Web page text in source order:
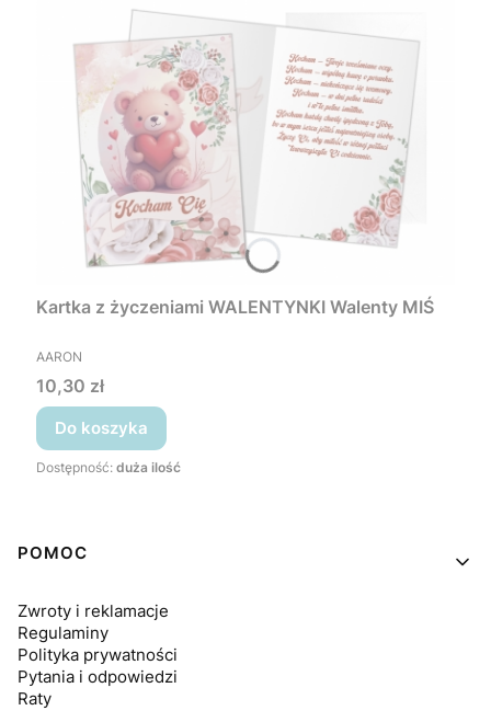
Kartka z życzeniami WALENTYNKI Walenty MIŚ
PRODUCENT
AARON
Cena
10,30 zł
Do koszyka
Dostępność: duża ilość
Linki w stopce
POMOC
Zwroty i reklamacje
Regulaminy
Polityka prywatności
Pytania i odpowiedzi
Raty